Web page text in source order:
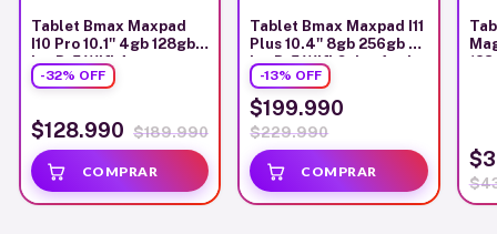
Tablet Bmax Maxpad
I10 Pro 10.1'' 4gb 128gb
Ips Bt5 Wifi 4g
-32% OFF
$128.990 $189.990
Tablet Bmax Maxpad I11
Plus 10.4'' 8gb 256gb 2k
Ips Bt5 Wifi Color Azul
Acero
-13% OFF
$199.990
$229.990